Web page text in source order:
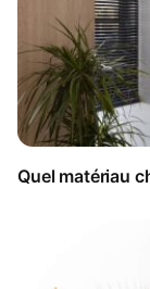
Quel matériau